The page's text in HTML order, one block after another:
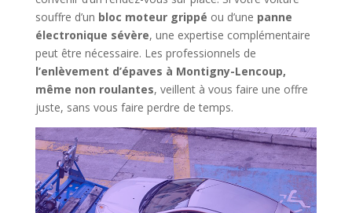
souffre d’un bloc moteur grippé ou d’une panne
électronique sévère, une expertise complémentaire
peut être nécessaire. Les professionnels de
l’enlèvement d’épaves à Montigny-Lencoup,
même non roulantes, veillent à vous faire une offre
juste, sans vous faire perdre de temps.